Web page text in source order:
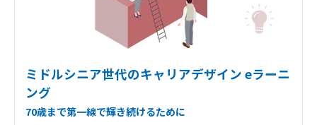
ミドルシニア世代のキャリアデザイン eラーニ
ング
70歳まで第一線で輝き続けるために